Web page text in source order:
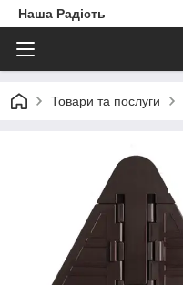
Наша Радість
Товари та послуги